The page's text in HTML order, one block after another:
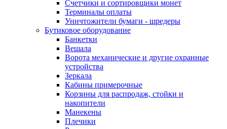
Счетчики и сортировщики монет
Терминалы оплаты
Уничтожители бумаги - шредеры
Бутиковое оборудование
Банкетки
Вешала
Ворота механические и другие охранные
устройства
Зеркала
Кабины примерочные
Корзины для распродаж, стойки и
накопители
Манекены
Плечики